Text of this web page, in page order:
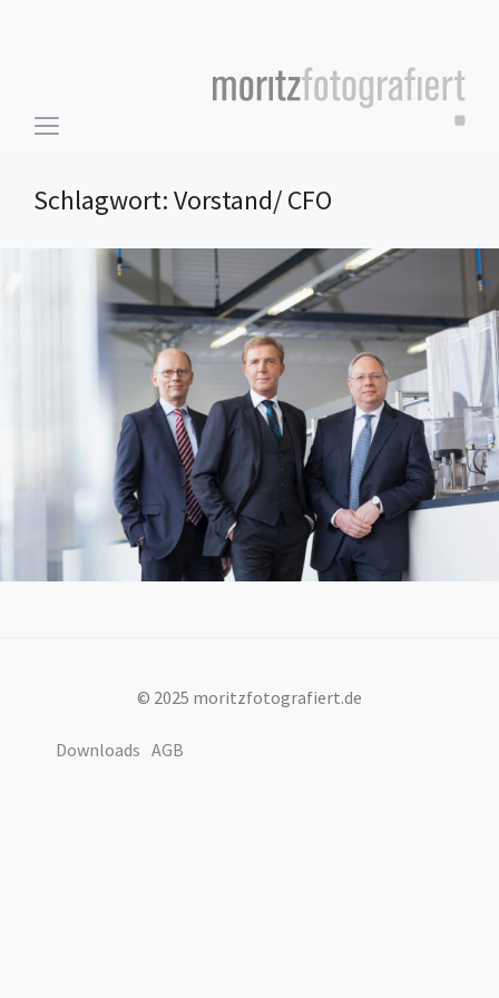
Toggle
&
navigation
Schlagwort:Vorstand/ CFO
© 2025 moritzfotografiert.de
Downloads AGB